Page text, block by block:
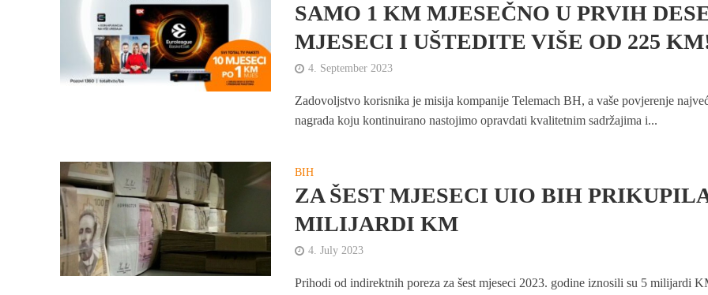
SAMO 1 KM MJESEČNO U PRVIH
MJESECI I UŠTEDITE VIŠE OD 225
4. September 2023
Zadovoljstvo korisnika je misija kompanije Telemach BH, a vaše povjerenje
nagrada koju kontinuirano nastojimo opravdati kvalitetnim sadržajima i...
BIH
ZA ŠEST MJESECI UIO BIH
MILIJARDI KM
4. July 2023
Prihodi od indirektnih poreza za šest mjeseci 2023. godine iznosili su 5 milijardi